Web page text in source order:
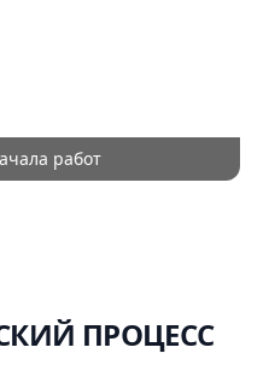
работ
ПРОЦЕСС